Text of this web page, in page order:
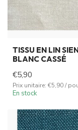
TISSU EN LIN
BLANC CASSÉ
€5,90
Prix unitaire: €5,90 /
En stock